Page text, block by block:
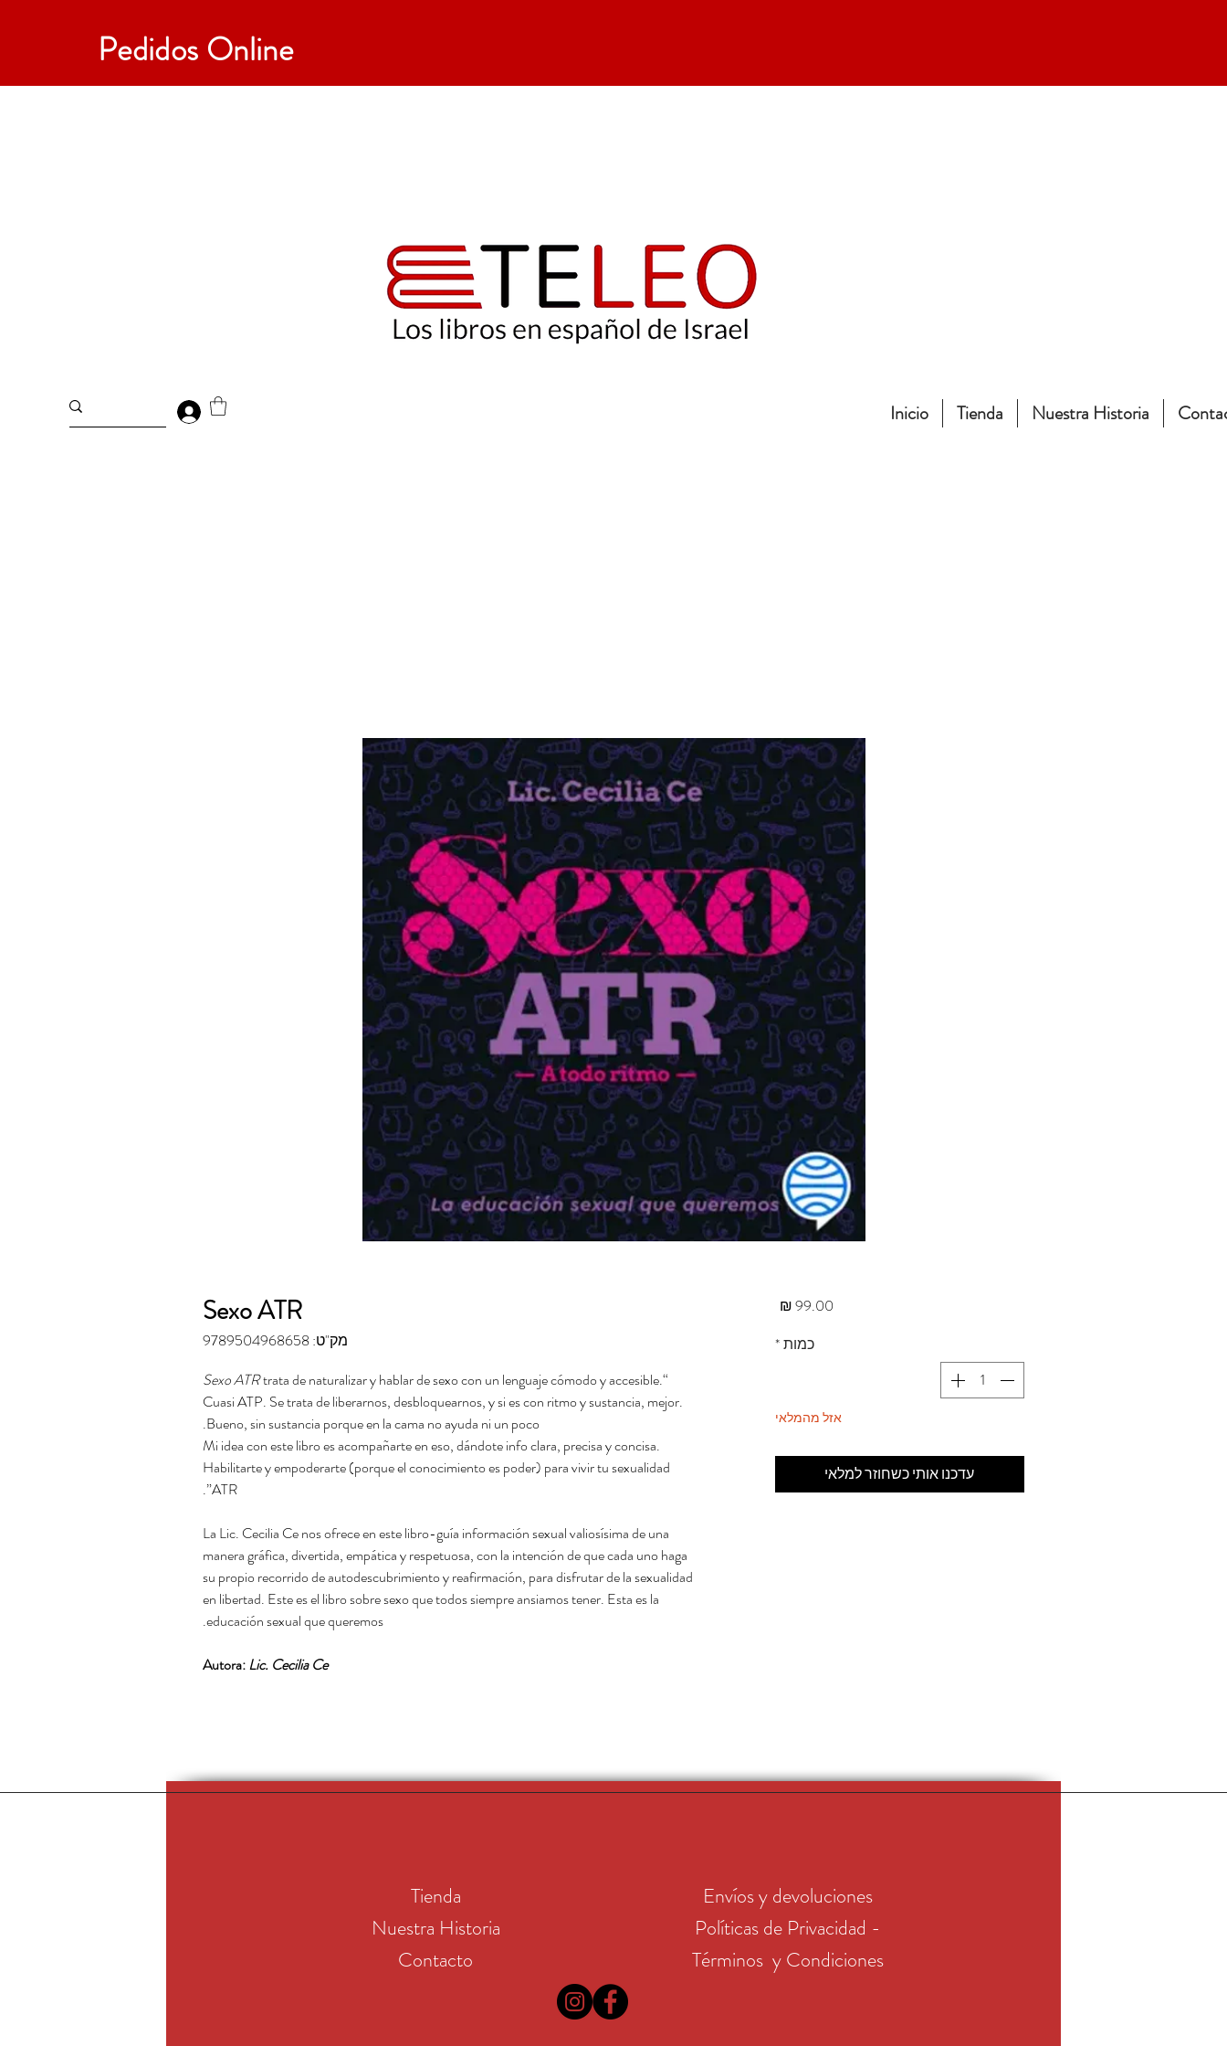
Pedidos Online
Entrar Inicio Tienda Nuestra Historia
Sexo ATR
מק"ט: 9789504968658
“
Sexo ATRtrata de naturalizar y hablar de sexo con un lenguaje cómodo y accesible.
Cuasi ATP. Se trata de liberarnos, desbloquearnos, y si es con ritmo y sustancia, mejor.
Bueno, sin sustancia porque en la cama no ayuda ni un poco.
Mi idea con este libro es acompañarte en eso, dándote info clara, precisa y concisa.
Habilitarte y empoderarte (porque el conocimiento es poder) para vivir tu sexualidad
ATR”.
La Lic. Cecilia Ce nos ofrece en este libro-guía información sexual valiosísima de una
manera gráfica, divertida, empática y respetuosa, con la intención de que cada uno haga
su propio recorrido de autodescubrimiento y reafirmación, para disfrutar de la sexualidad
en libertad. Este es el libro sobre sexo que todos siempre ansiamos tener. Esta es la
educación sexual que queremos.
Autora:Lic. Cecilia Ce
כמות*
אזל מהמלאי
עדכנו אותי כשחוזר למלאי
Tienda
Nuestra Historia
Contacto
Envíos y devoluciones
Políticas de Privacidad -
Términos y Condiciones